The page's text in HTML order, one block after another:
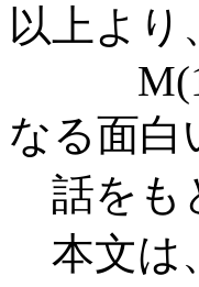
以上より
なる面白
話をも
本文は